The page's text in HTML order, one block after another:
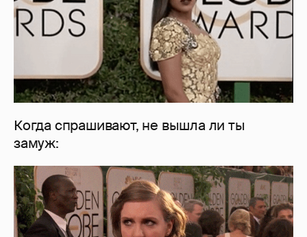
Когда спрашивают, не вышла ли ты
замуж: